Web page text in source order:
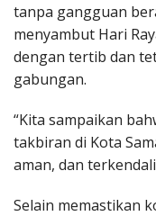
tanpa gangguan
menyambut Hari
dengan tertib dan
gabungan.
“Kita sampaikan
takbiran di Kota
aman, dan
Selain memastikan